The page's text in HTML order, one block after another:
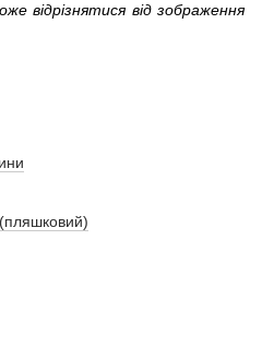
відрізнятися від зображення